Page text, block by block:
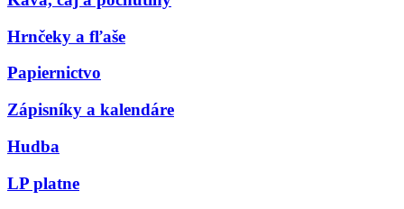
Hrnčeky a fľaše
Papiernictvo
Zápisníky a kalendáre
Hudba
LP platne